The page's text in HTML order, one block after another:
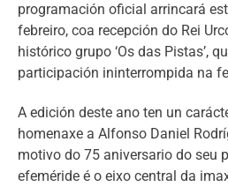
programación oficial arrincará
febreiro, coa recepción do Rei
histórico grupo ‘Os das Pistas’,
participación ininterrompida na
A edición deste ano ten un
homenaxe a Alfonso Daniel
motivo do 75 aniversario do seu
efeméride é o eixo central da